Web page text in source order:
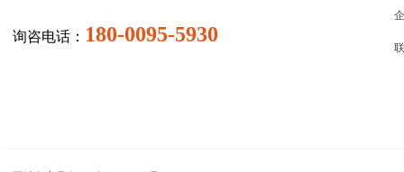
询咨电话： 180-0095-5930